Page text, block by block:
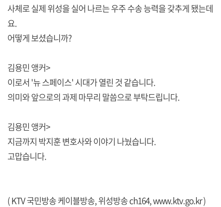
사체로 실제 위성을 실어 나르는 우주 수송 능력을 갖추게 됐는데
요.
어떻게 보셨습니까?
김용민 앵커>
이로서 '뉴 스페이스' 시대가 열린 것 같습니다.
의미와 앞으로의 과제 마무리 말씀으로 부탁드립니다.
김용민 앵커>
지금까지 박지훈 변호사와 이야기 나눴습니다.
고맙습니다.
( KTV 국민방송 케이블방송, 위성방송 ch164,www.ktv.go.kr)